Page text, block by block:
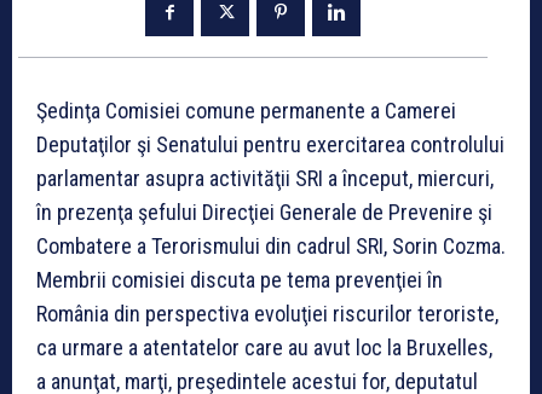
Şedinţa Comisiei comune permanente a Camerei
Deputaţilor şi Senatului pentru exercitarea controlului
parlamentar asupra activităţii SRI a început, miercuri,
în prezenţa şefului Direcţiei Generale de Prevenire şi
Combatere a Terorismului din cadrul SRI, Sorin Cozma.
Membrii comisiei discuta pe tema prevenţiei în
România din perspectiva evoluţiei riscurilor teroriste,
ca urmare a atentatelor care au avut loc la Bruxelles,
a anunţat, marţi, preşedintele acestui for, deputatul